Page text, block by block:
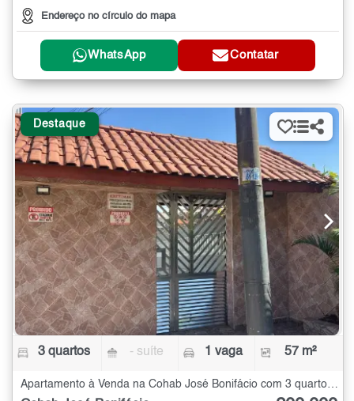
Endereço no círculo do mapa
WhatsApp Contatar
Destaque
3 quartos - suíte 1 vaga 57 m²
Apartamento à Venda na Cohab José Bonifácio com 3 quartos - 57 m²